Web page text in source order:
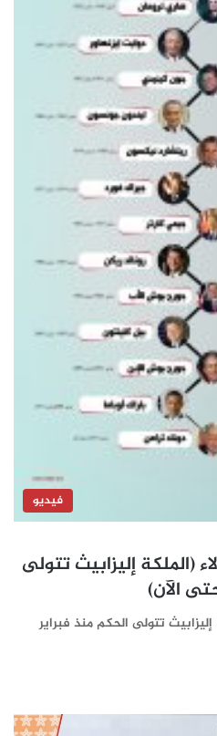
فيديو
(الملكة إليزابيث تتولى
تتولى الحكم منذ فبراير